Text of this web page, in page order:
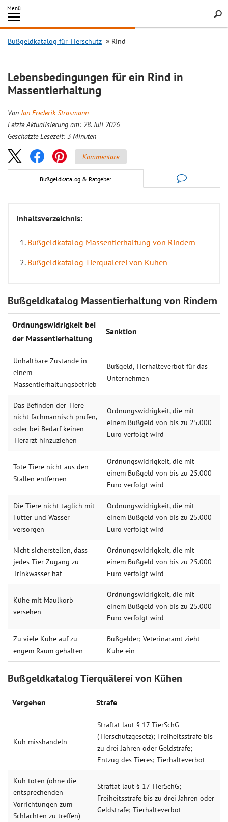
Inhalt
springen
Menü
Search
Bußgeldkatalog für Tierschutz Rind
Lebensbedingungen für ein Rind in
Massentierhaltung
VonJan Frederik Strasmann
Letzte Aktualisierung am: 28. Juli 2026
Geschätzte Lesezeit: 3 Minuten
Kommentare
Bußgeldkatalog & Ratgeber
Inhaltsverzeichnis:
Bußgeldkatalog Massentierhaltung von Rindern
Bußgeldkatalog Tierquälerei von Kühen
Bußgeldkatalog Massentierhaltung von Rindern
Ordnungswidrigkeit bei
der Massentierhaltung
Sanktion
Unhaltbare Zustände in
einem
Massentierhaltungsbetrieb
Bußgeld, Tierhal­teverbot für das
Unter­nehmen
Das Befinden der Tiere
nicht fachmännisch prüfen,
oder bei Bedarf keinen
Tierarzt hinzuziehen
Ordnungswi­drigkeit, die mit
einem Buß­geld von bis zu 25.000
Euro verfolgt wird
Tote Tiere nicht aus den
Ställen entfernen
Ordnungswi­drigkeit, die mit
einem Buß­geld von bis zu 25.000
Euro verfolgt wird
Die Tiere nicht täglich mit
Futter und Wasser
versorgen
Ordnungswi­drigkeit, die mit
einem Buß­geld von bis zu 25.000
Euro verfolgt wird
Nicht sicherstellen, dass
jedes Tier Zugang zu
Trinkwasser hat
Ordnungswi­drigkeit, die mit
einem Buß­geld von bis zu 25.000
Euro verfolgt wird
Kühe mit Maulkorb
versehen
Ordnungswi­drigkeit, die mit
einem Buß­geld von bis zu 25.000
Euro verfolgt wird
Zu viele Kühe auf zu
engem Raum gehalten
Bußgelder; Veteri­näramt zieht
Kühe ein
Bußgeldkatalog Tierquälerei von Kühen
Vergehen Strafe
Kuh misshandeln
Straftat laut § 17 TierSchG
(Tierschutzgesetz); Freiheitsstrafe bis
zu drei Jahren oder Geldstrafe;
Entzug des Tieres; Tierhalteverbot
Kuh töten (ohne die
entsprechenden
Vorrichtungen zum
Schlachten zu treffen)
Straftat laut § 17 TierSchG;
Freiheitsstrafe bis zu drei Jahren oder
Geldstrafe; Tierhalteverbot